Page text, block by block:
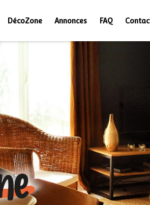
DécoZone Annonces FAQ